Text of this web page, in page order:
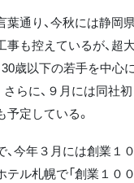
葉通り、今秋には静岡
事も控えているが、超
30歳以下の若手を中
さらに、９月には同社
予定している。
今年３月には創業１
テル札幌で「創業１０